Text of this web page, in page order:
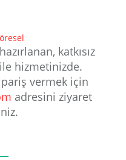
katkısız
hizmetinizde.
vermek için
adresini ziyaret